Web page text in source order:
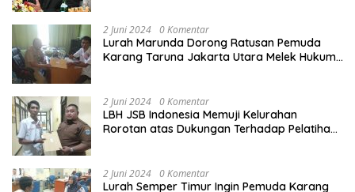
2 Juni 2024 0 Komentar
Lurah Marunda Dorong Ratusan Pemuda
Karang Taruna Jakarta Utara Melek Hukum
2 Juni 2024 0 Komentar
LBH JSB Indonesia Memuji Kelurahan
Rorotan atas Dukungan Terhadap Pelatihan
2 Juni 2024 0 Komentar
Lurah Semper Timur Ingin Pemuda Karang